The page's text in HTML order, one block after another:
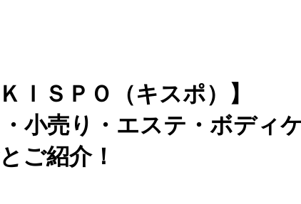
ＩＳＰＯ（キスポ）】
小売り・エステ・ボディ
ご紹介！